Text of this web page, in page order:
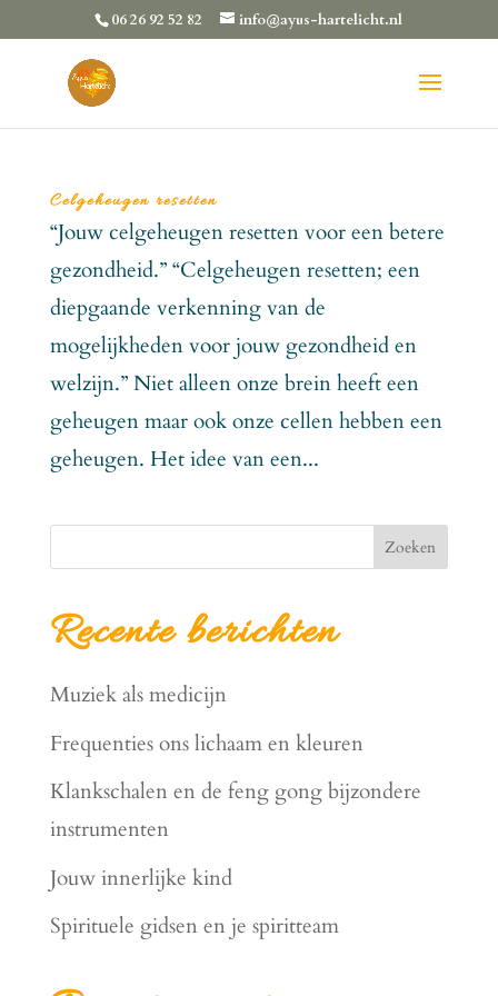
06 26 92 52 82 info@ayus-hartelicht.nl
Celgeheugen resetten
“Jouw celgeheugen resetten voor een betere
gezondheid.” “Celgeheugen resetten; een
diepgaande verkenning van de
mogelijkheden voor jouw gezondheid en
welzijn.” Niet alleen onze brein heeft een
geheugen maar ook onze cellen hebben een
geheugen. Het idee van een...
Zoeken
Recente berichten
Muziek als medicijn
Frequenties ons lichaam en kleuren
Klankschalen en de feng gong bijzondere
instrumenten
Jouw innerlijke kind
Spirituele gidsen en je spiritteam